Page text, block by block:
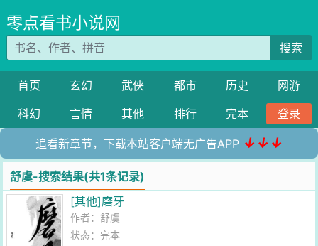
零点看书小说网
搜索
首页 玄幻 武侠 都市 历史
网游
科幻
言情 其他 排行 完本 登录
追看新章节，下载本站客户端无广告APP ↓↓↓
舒虞-搜索结果(共1条记录)
[其他]磨牙
作者：舒虞
状态：完本